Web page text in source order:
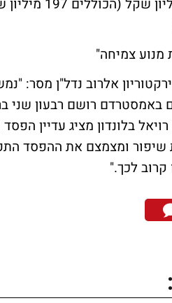
מנוע צמיחה"
אלרוב נדל"ן
באמסטרדם רושם רבעון שני
בלונדון מציג עדיין
ומצמצם את ההפסד
קרוב לכך."
: